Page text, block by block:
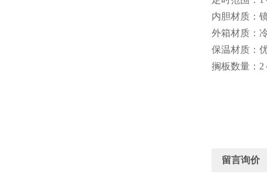
内胆材质：
外箱材质：
保温材质：
搁板数量： 2
留言询价